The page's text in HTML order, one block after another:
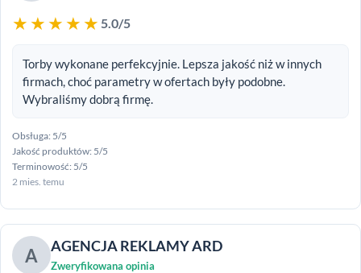
★★★★★ 5.0/5
Torby wykonane perfekcyjnie. Lepsza jakość niż w innych
firmach, choć parametry w ofertach były podobne.
Wybraliśmy dobrą firmę.
Obsługa: 5/5
Jakość produktów: 5/5
Terminowość: 5/5
2 mies. temu
A AGENCJA REKLAMY ARD
Zweryfikowana opinia